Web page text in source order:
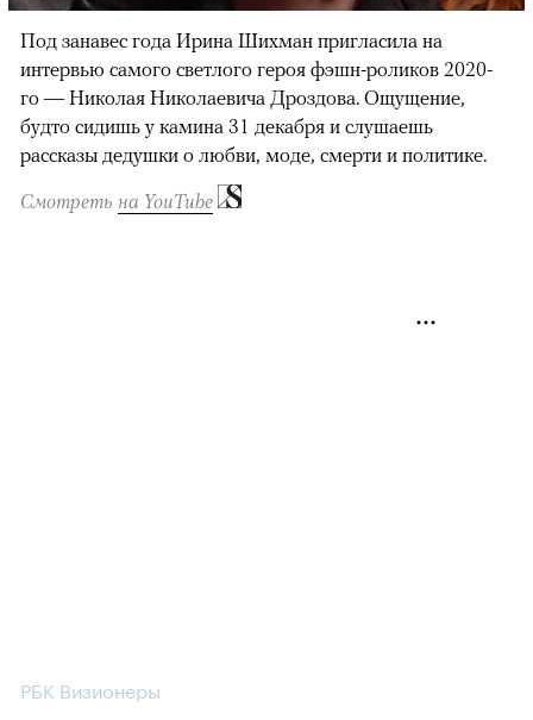
Под занавес года Ирина Шихман пригласила на
интервью самого светлого героя фэшн-роликов 2020-
го — Николая Николаевича Дроздова. Ощущение,
будто сидишь у камина 31 декабря и слушаешь
рассказы дедушки о любви, моде, смерти и политике.
Смотреть на YouTube
РБК Визионеры